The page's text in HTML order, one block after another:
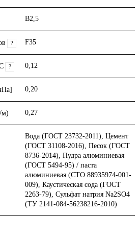
B2,5
? F35
? 0,12
0,20
м) 0,27
Вода (ГОСТ 23732-2011), Цемент
(ГОСТ 31108-2016), Песок (ГОСТ
8736-2014), Пудра алюминиевая
(ГОСТ 5494-95) / паста
алюминиевая (СТО 88935974-001-
009), Каустическая сода (ГОСТ
2263-79), Сульфат натрия Na2SO4
(ТУ 2141-084-56238216-2010)